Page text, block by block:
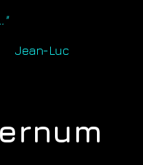
Jean-Luc